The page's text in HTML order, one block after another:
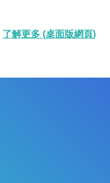
了解更多 (桌面版網頁)